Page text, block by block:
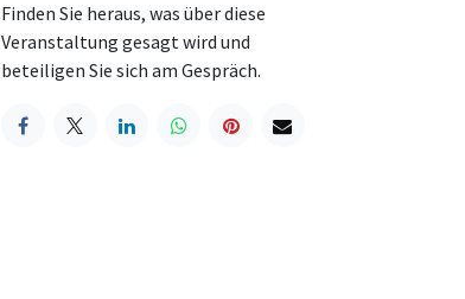
Finden Sie heraus, was über diese
Veranstaltung gesagt wird und
beteiligen Sie sich am Gespräch.